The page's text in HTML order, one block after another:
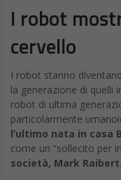
I robot
cervello
I robot stanno
la generazione di quelli
robot di ultima
particolarmente
l’ultimo nata in casa
come un “sollecito per
società, Mark Raibert.